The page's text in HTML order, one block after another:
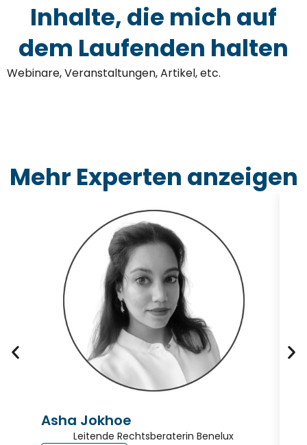
Inhalte, die mich auf
dem Laufenden halten
Webinare, Veranstaltungen, Artikel, etc.
Mehr Experten anzeigen
Asha Jokhoe
Leitende Rechtsberaterin Benelux